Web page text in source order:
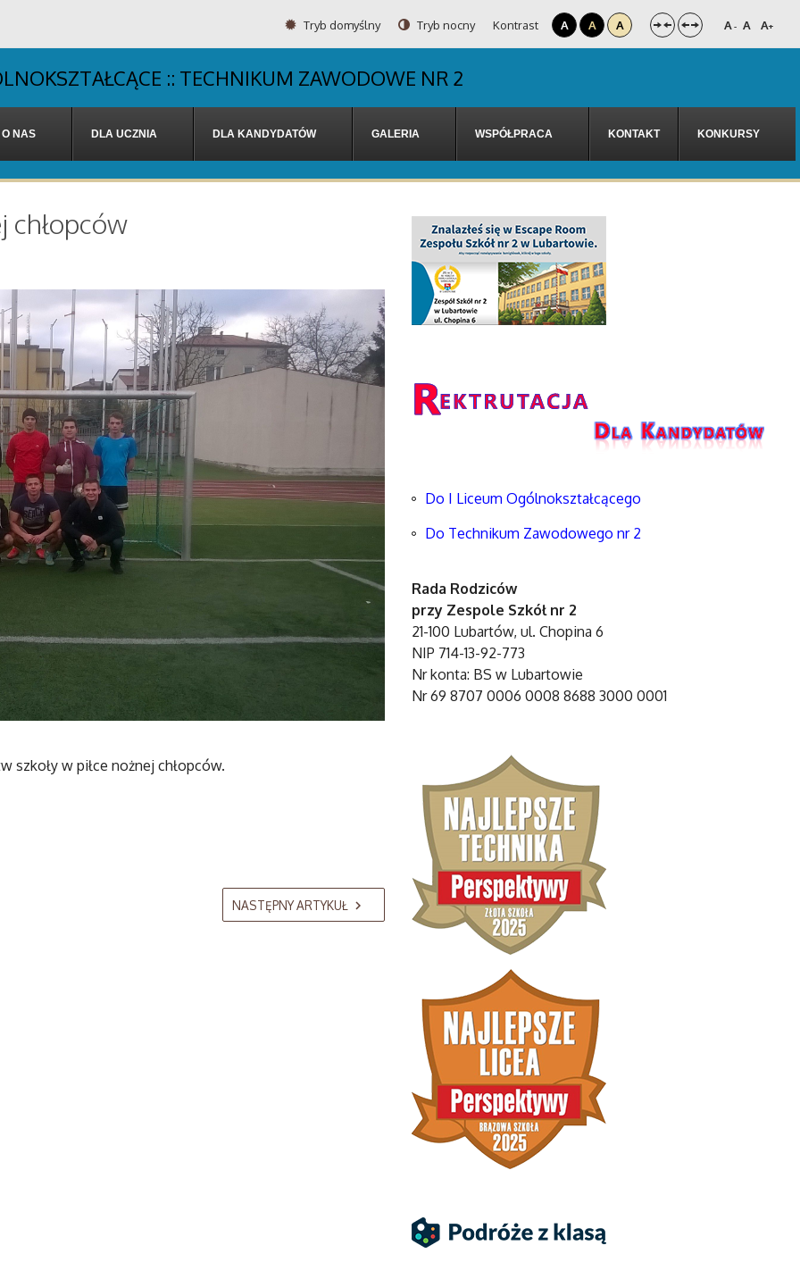
Tryb domyślny Tryb nocny Kontrast A A A A- A A+
:: TECHNIKUM ZAWODOWE NR 2
O NAS DLA UCZNIA DLA KANDYDATÓW GALERIA WSPÓŁPRACA KONTAKT KONKURSY
chłopców
szkoły w piłce nożnej chłopców.
NASTĘPNY ARTYKUŁ
Do I Liceum Ogólnokształcącego
Do Technikum Zawodowego nr 2
Rada Rodziców
przy Zespole Szkół nr 2
21-100 Lubartów, ul. Chopina 6
NIP 714-13-92-773
Nr konta: BS w Lubartowie
Nr 69 8707 0006 0008 8688 3000 0001